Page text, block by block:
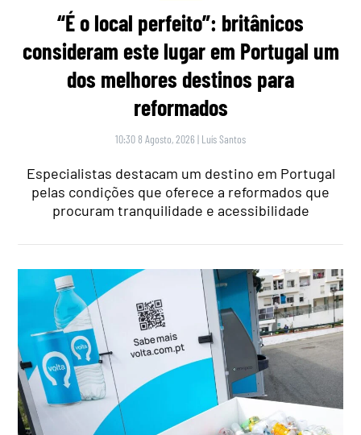
“É o local perfeito”: britânicos
consideram este lugar em Portugal um
dos melhores destinos para
reformados
10:30 8 Agosto, 2026 | Luís Santos
Especialistas destacam um destino em Portugal
pelas condições que oferece a reformados que
procuram tranquilidade e acessibilidade